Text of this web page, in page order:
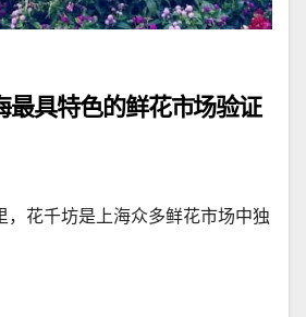
具特色的鲜花市场验证
，花千坊是上海众多鲜花市场中独